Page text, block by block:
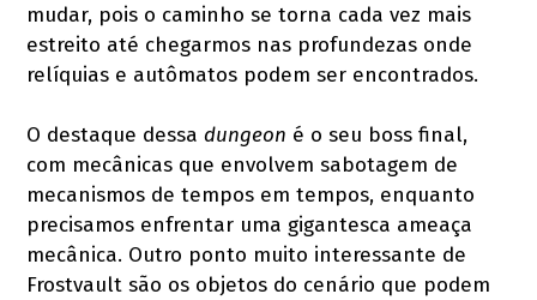
mudar, pois o caminho se torna cada vez mais
estreito até chegarmos nas profundezas onde
relíquias e autômatos podem ser encontrados.
O destaque dessadungeon é o seu boss final,
com mecânicas que envolvem sabotagem de
mecanismos de tempos em tempos, enquanto
precisamos enfrentar uma gigantesca ameaça
mecânica. Outro ponto muito interessante de
Frostvault são os objetos do cenário que podem